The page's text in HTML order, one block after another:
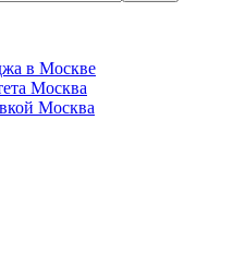
в Москве
Москва
Москва